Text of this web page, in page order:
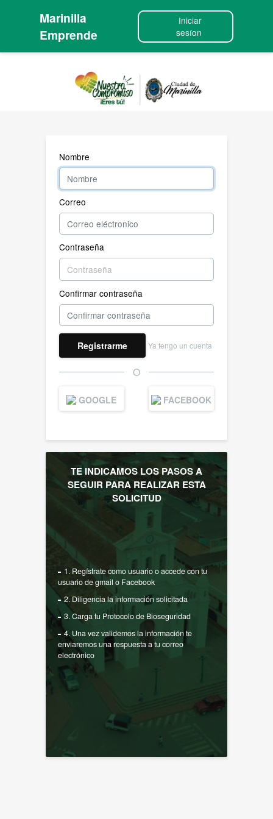
Marinilla
Emprende
Iniciar
sesíon
Nombre
Correo
Contraseña
Confirmar contraseña
Registrarme Ya tengo un cuenta
O
GOOGLE FACEBOOK
TE INDICAMOS LOS PASOS A
SEGUIR PARA REALIZAR ESTA
SOLICITUD
1. Regístrate como usuario o accede con tu
usuario de gmail o Facebook
2. Diligencia la información solicitada
3. Carga tu Protocolo de Bioseguridad
4. Una vez validemos la información te
enviaremos una respuesta a tu correo
electrónico